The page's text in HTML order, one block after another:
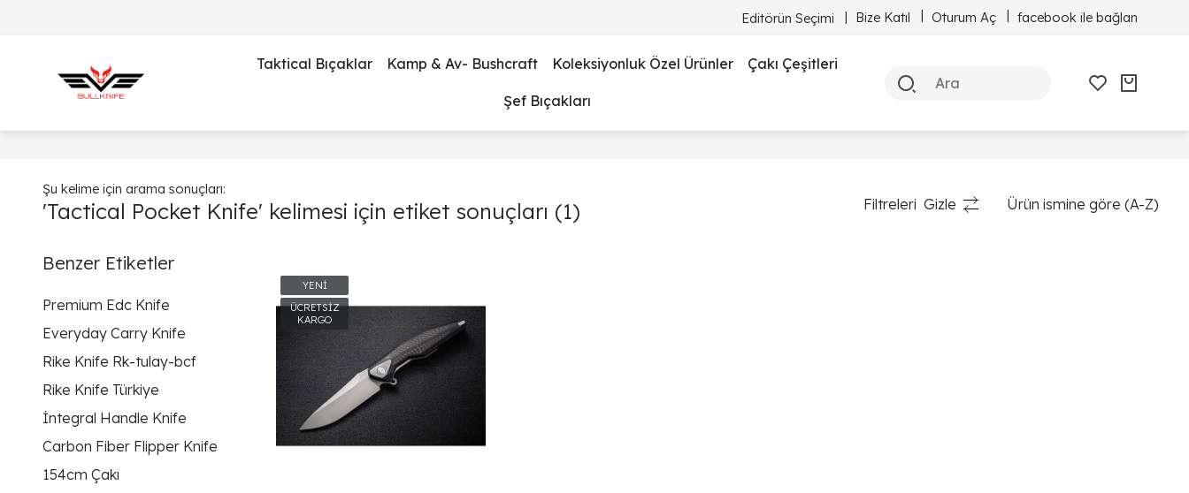
Editörün Seçimi Bize Katıl Oturum Aç facebook ile bağlan
Taktical Bıçaklar Kamp & Av- Bushcraft Koleksiyonluk Özel Ürünler Çakı Çeşitleri
Şef Bıçakları
Şu kelime için arama sonuçları:
'Tactical Pocket Knife' kelimesi için etiket sonuçları (1) Filtreleri Gizle Ürün ismine göre (A-Z)
Benzer Etiketler
Premium Edc Knife
Everyday Carry Knife
Rike Knife Rk-tulay-bcf
Rike Knife Türkiye
İntegral Handle Knife
Carbon Fiber Flipper Knife
154cm Çakı